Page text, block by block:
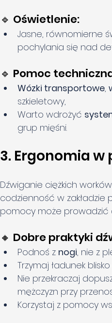
🔹 Oświetlenie:
Jasne, równomierne
pochylania się nad
🔹 Pomoc
Wózki transportowe,
szkieletowy,
Warto wdrożyć
grup mięśni.
3. Ergonomia
Dźwiganie ciężkich
codzienność w zakładzie
pomocy może prowadzić
🔸 Dobre praktyki
Podnoś z nogi, nie z
Trzymaj ładunek blisko
Nie przekraczaj
mężczyzn przy
Korzystaj z pomocy